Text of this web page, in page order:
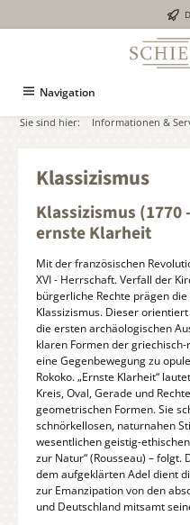
Navigation
Sie sind hier: Informationen &
Klassizismus
Klassizismus (1770
ernste Klarheit
Mit der französischen
XVI - Herrschaft. Verfall der
bürgerliche Rechte prägen
Klassizismus. Dieser
die ersten archäologischen
klaren Formen der
eine Gegenbewegung zu
Rokoko. „Ernste Klarheit“
Kreis, Oval, Gerade und
geometrischen Formen. Sie
schnörkellosen, naturnahen
wesentlichen geistig-
zur Natur“ (Rousseau) –
dem aufgeklärten Adel dient
zur Emanzipation von den
und Deutschland mitsamt